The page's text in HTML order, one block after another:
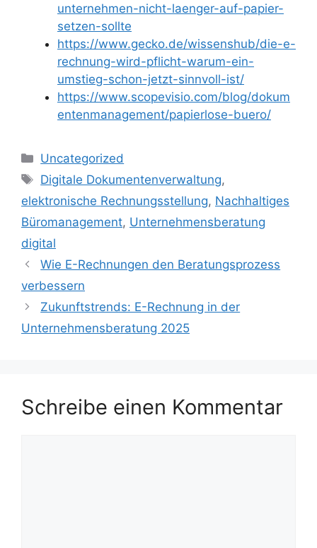
unternehmen-nicht-laenger-auf-papier-
setzen-sollte
https://www.gecko.de/wissenshub/die-e-
rechnung-wird-pflicht-warum-ein-
umstieg-schon-jetzt-sinnvoll-ist/
https://www.scopevisio.com/blog/dokum
entenmanagement/papierlose-buero/
Kategorien
Uncategorized
Schlagwörter
Digitale Dokumentenverwaltung,
elektronische Rechnungsstellung, Nachhaltiges
Büromanagement, Unternehmensberatung
digital
Wie E-Rechnungen den Beratungsprozess
verbessern
Zukunftstrends: E-Rechnung in der
Unternehmensberatung 2025
Schreibe einen Kommentar